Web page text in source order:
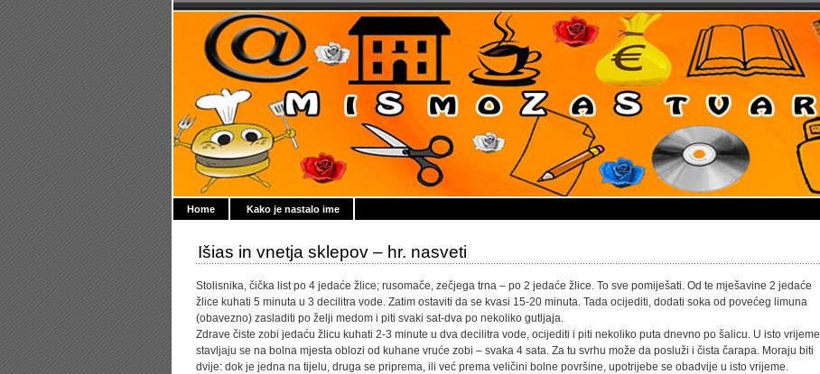
Home Kako je nastalo ime
Išias in vnetja sklepov – hr. nasveti
Stolisnika, čička list po 4 jedaće žlice; rusomače, zečje­ga trna – po 2 jedaće žlice. To sve pomiješati. Od te mje­šavine 2 jedaće
žlice kuhati 5 minuta u 3 decilitra vode. Zatim ostaviti da se kvasi 15-20 minuta. Tada ocijediti, do­dati soka od povećeg limuna
(obavezno) zasladiti po želji medom i piti svaki sat-dva po nekoliko gutljaja.
Zdrave čiste zobi jedaću žlicu kuhati 2-3 minute u dva decilitra vode, ocijediti i piti nekoliko puta dnevno po šalicu. U isto vrijeme
stavljaju se na bolna mjesta oblozi od kuhane vruće zobi – svaka 4 sata. Za tu svrhu može da po­služi i čista čarapa. Moraju biti
dvije: dok je jedna na tijelu, druga se priprema, ili već prema veličini bolne površine, upotrijebe se obadvije u isto vrijeme.